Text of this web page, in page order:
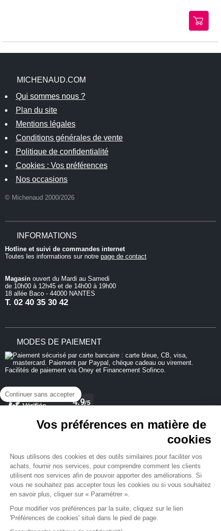
Continuer sans accepter
Vos préférences en matière de
cookies
Nous utilisons des cookies et des outils similaires pour faciliter vos
achats, fournir nos services, pour comprendre comment les clients
utilisent nos services afin de pouvoir apporter des améliorations. Si
vous ne souhaitez pas accepter tous les cookies ou si vous souhaitez
en savoir plus, cliquer sur « Paramétrer ».
Pour modifier vos préférences par la suite, cliquez sur le lien
'Préférences de cookies' situé dans le pied de page.
MICHENAUD.COM
Qui sommes nous ?
Plan du site
Mentions légales
Conditions générales de vente
Politique de confidentialité
Cookies : Vos préférences
Nos occasions
© Michenaud 2000/2026
INFORMATIONS
Hotline et suivi de commandes internet
Toutes les informations sur notre page de contact
Magasin ouvert du Mardi au Samedi
de 10h00 à 12h45 et de 14h00 à 19h00
18 allée Baco - 44000 NANTES
T. 02 40 35 30 42
MODES DE PAIEMENT
NEWSLETTER